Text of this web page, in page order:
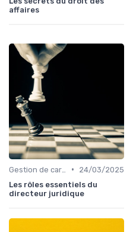
affaires
•
24/03/2025
Les rôles essentiels du
directeur juridique